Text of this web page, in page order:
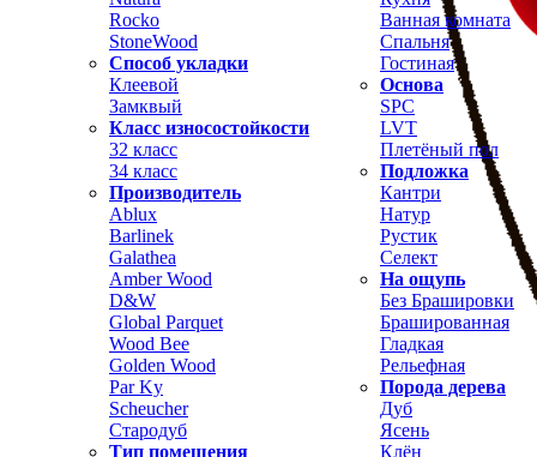
Rocko
StoneWood
Способ укладки
Клеевой
Замквый
Класс износостойкости
32 класс
34 класс
Ванная комната
Спальня
Гостиная
Основа
SPC
LVT
Плетёный пол
Подложка
Производитель
Ablux
Barlinek
Galathea
Amber Wood
D&W
Global Parquet
Wood Bee
Golden Wood
Par Ky
Scheucher
Стародуб
Тип помещения
Кантри
Натур
Рустик
Селект
На ощупь
Без Брашировки
Брашированная
Гладкая
Рельефная
Порода дерева
Дуб
Ясень
Клён